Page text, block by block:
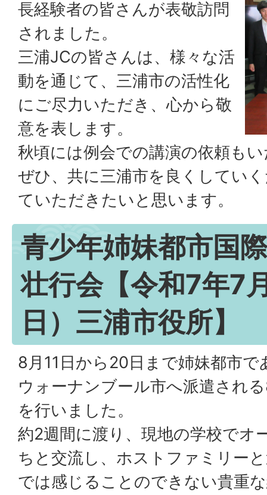
長経験者の皆さんが表敬訪問
されました。
三浦JCの皆さんは、様々な活
動を通じて、三浦市の活性化
にご尽力いただき、心から敬
意を表します。
秋頃には例会での講演の依頼も
ぜひ、共に三浦市を良くしてい
ていただきたいと思います。
青少年姉妹都市国
壮行会【令和7年7
日）三浦市役所】
8月11日から20日まで姉妹都市
ウォーナンブール市へ派遣され
を行いました。
約2週間に渡り、現地の学校でオ
ちと交流し、ホストファミリー
では感じることのできない貴重